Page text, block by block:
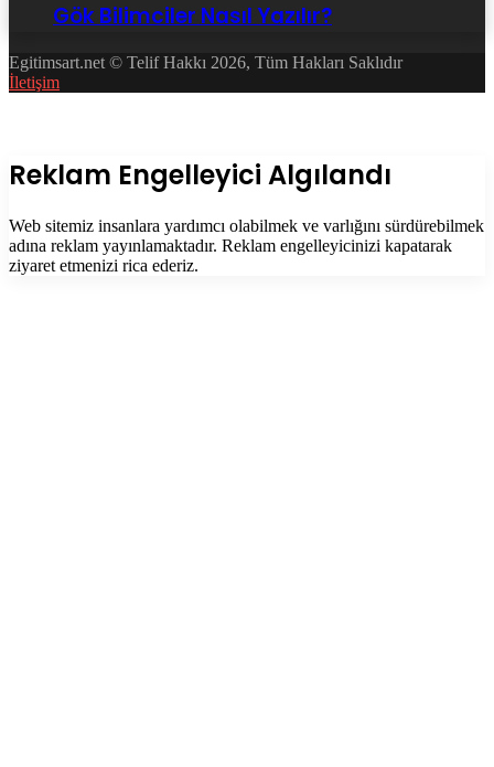
Gök Bilimciler Nasıl Yazılır?
Egitimsart.net © Telif Hakkı 2026, Tüm Hakları Saklıdır
İletişim
Kapalı
Reklam Engelleyici Algılandı
Web sitemiz insanlara yardımcı olabilmek ve varlığını sürdürebilmek
adına reklam yayınlamaktadır. Reklam engelleyicinizi kapatarak
ziyaret etmenizi rica ederiz.